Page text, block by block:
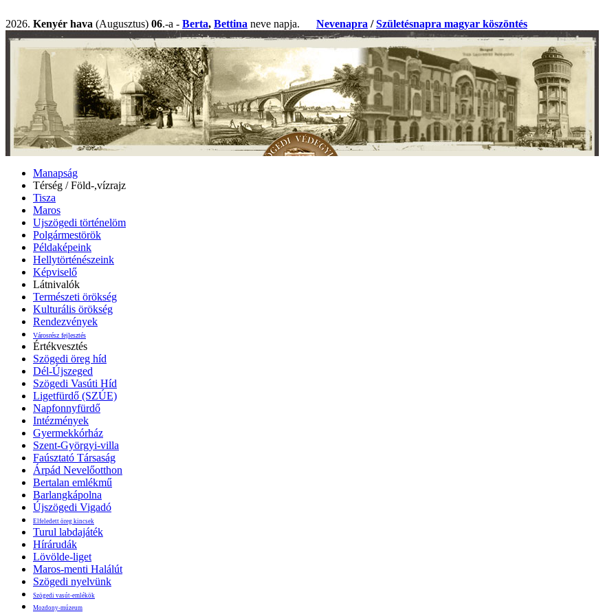
2026. Kenyér hava (Augusztus) 06.-a - Berta, Bettina neve napja. Nevenapra /Születésnapra magyar köszöntés
Manapság
Térség / Föld-,vízrajz
Tisza
Maros
Ujszögedi történelöm
Polgármestörök
Példaképeink
Hellytörténészeink
Képviselő
Látnivalók
Természeti örökség
Kulturális örökség
Rendezvények
Városrész fejlesztés
Értékvesztés
Szögedi öreg híd
Dél-Újszeged
Szögedi Vasúti Híd
Ligetfürdő (SZÚE)
Napfonnyfürdő
Intézmények
Gyermekkórház
Szent-Györgyi-villa
Faúsztató Társaság
Árpád Nevelőotthon
Bertalan emlékmű
Barlangkápolna
Újszögedi Vigadó
Elfeledett öreg kincsek
Turul labdajáték
Hírárudák
Lövölde-liget
Maros-menti Halálút
Szögedi nyelvünk
Szögedi vasút-emlékök
Mozdony-múzeum